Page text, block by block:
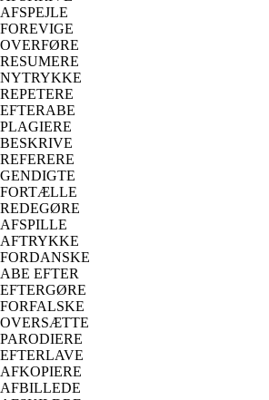
AFSPEJLE
FOREVIGE
OVERFØRE
RESUMERE
NYTRYKKE
REPETERE
EFTERABE
PLAGIERE
BESKRIVE
REFERERE
GENDIGTE
FORTÆLLE
REDEGØRE
AFSPILLE
AFTRYKKE
FORDANSKE
ABE EFTER
EFTERGØRE
FORFALSKE
OVERSÆTTE
PARODIERE
EFTERLAVE
AFKOPIERE
AFBILLEDE